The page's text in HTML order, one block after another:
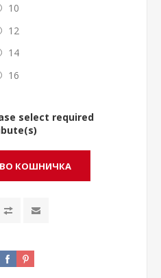
10
12
14
16
select required